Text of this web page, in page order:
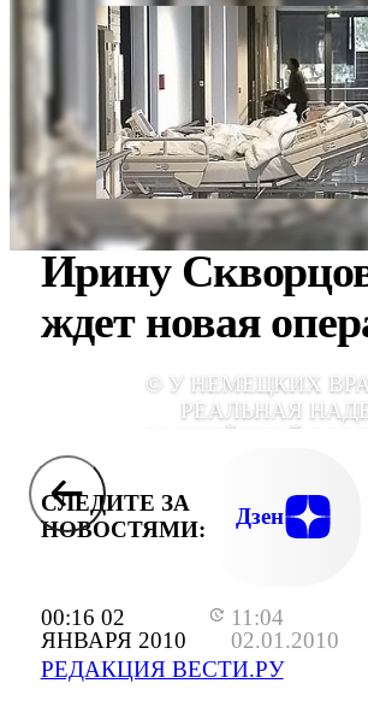
00:16 02
ЯНВАРЯ 2010
11:04
02.01.2010
РЕДАКЦИЯ ВЕСТИ.РУ
Ирину
ждет новая
© У НЕМЕЦКИХ
РЕАЛЬНАЯ
РОССИЙСКОЙ
СКВОРЦОВОЙ УДАСТСЯ
СПОРТСМЕНКЕ
ОПЕРАЦИЮ:
СЛЕДИТЕ ЗА
НОВОСТЯМИ:
Дзен